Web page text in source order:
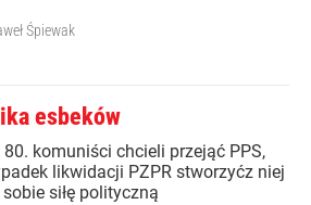
Śpiewak
esbeków
komuniści chcieli przejąć PPS,
likwidacji PZPR stworzyćz niej
sobie siłę polityczną